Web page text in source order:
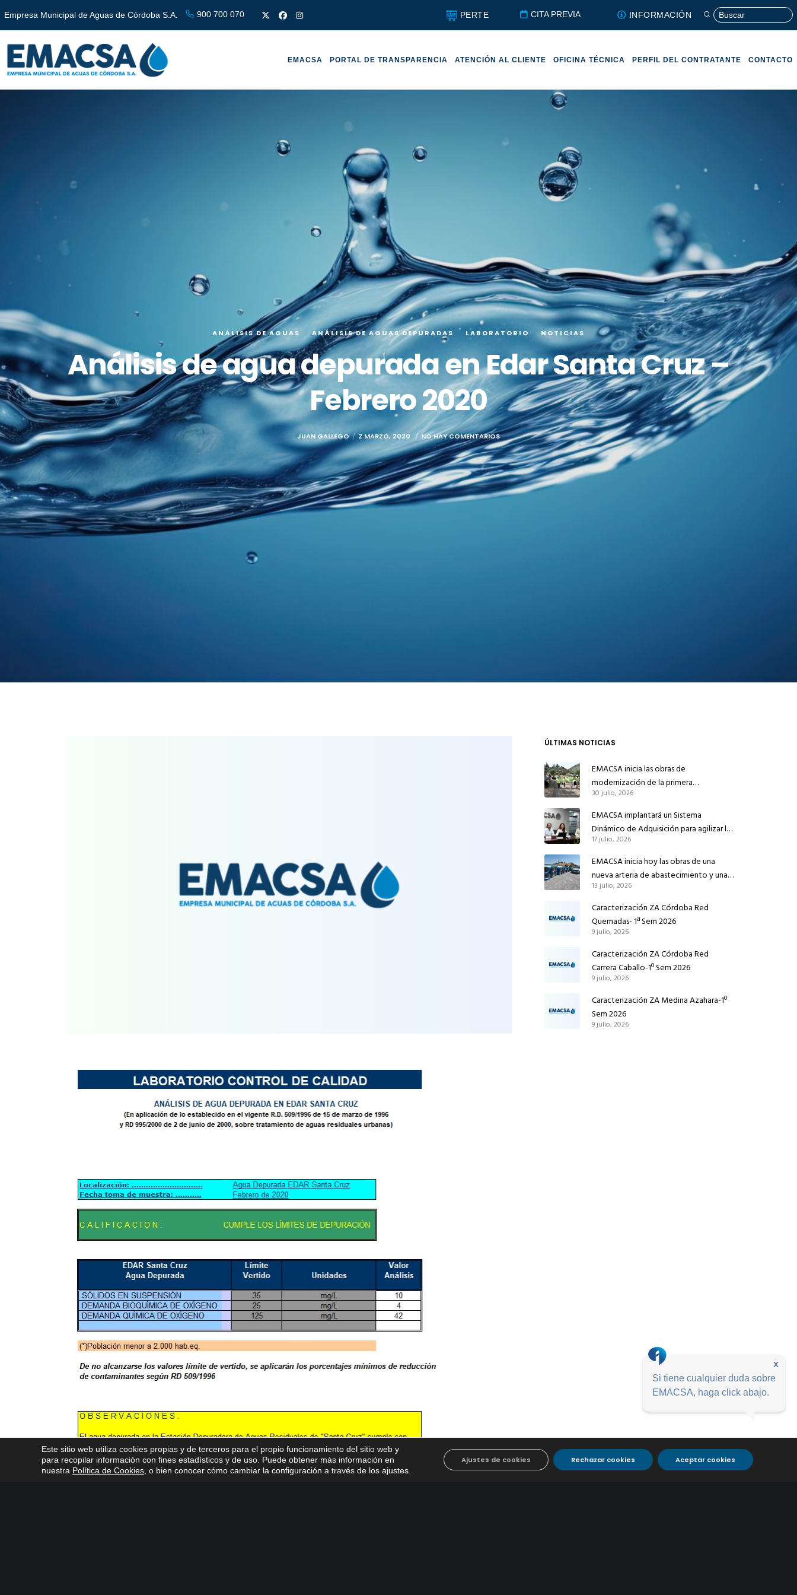
Empresa Municipal de Aguas de Córdoba S.A. 900 700 070 PERTE CITA PREVIA INFORMACIÓN
EMACSA PORTAL DE TRANSPARENCIA ATENCIÓN AL CLIENTE OFICINA TÉCNICA PERFIL DEL CONTRATANTE CONTACTO
ANÁLISIS DE AGUAS ANÁLISIS DE AGUAS DEPURADAS LABORATORIO NOTICIAS
Análisis de agua depurada en Edar Santa Cruz –
Febrero 2020
JUAN GALLEGO 2 MARZO, 2020 NO HAY COMENTARIOS
ÚLTIMAS NOTICIAS
EMACSA inicia las obras de
modernización de la primera
conducción de abastecimiento para
reforzar el suministro de agua de
Córdoba
30 julio, 2026
EMACSA implantará un Sistema
Dinámico de Adquisición para agilizar la
contratación de obras en sus redes e
instalaciones
17 julio, 2026
EMACSA inicia hoy las obras de una
nueva arteria de abastecimiento y una
red de agua no potable en Ingeniero
Ruiz de Azúa
13 julio, 2026
Caracterización ZA Córdoba Red
Quemadas- 1ª Sem 2026
9 julio, 2026
Caracterización ZA Córdoba Red
Carrera Caballo-1º Sem 2026
9 julio, 2026
Caracterización ZA Medina Azahara-1º
Sem 2026
9 julio, 2026
Este sitio web utiliza cookies propias y de terceros para el propio funcionamiento del sitio web y
para recopilar información con fines estadísticos y de uso. Puede obtener más información en
nuestra Política de Cookies , o bien conocer cómo cambiar la configuración a través de los ajustes
Aceptar cookies
Rechazar cookies
Ajustes de cookies
x
Si tiene cualquier duda sobre
EMACSA, haga click abajo.